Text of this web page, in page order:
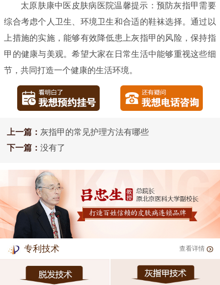
太原肤康中医皮肤病医院温馨提示：预防灰指甲需要
综合考虑个人卫生、环境卫生和合适的鞋袜选择。通过以
上措施的实施，能够有效降低患上灰指甲的风险，保持指
甲的健康与美观。希望大家在日常生活中能够重视这些细
节，共同打造一个健康的生活环境。
上一篇： 灰指甲的常见护理方法有哪些
下一篇： 没有了
专利技术 查看详情